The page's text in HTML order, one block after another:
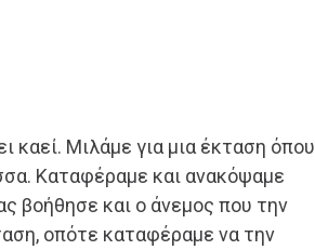
καεί. Μιλάμε για μια έκταση όπου
Καταφέραμε και ανακόψαμε
βοήθησε και ο άνεμος που την
οπότε καταφέραμε να την